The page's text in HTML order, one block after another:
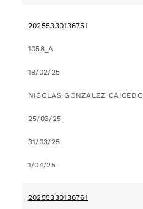
20255330136751
1058_A
19/02/25
NICOLAS GONZALEZ CAICEDO
25/03/25
31/03/25
1/04/25
20255330136761